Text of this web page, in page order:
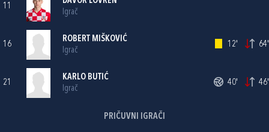
11
Igrač
16
ROBERT MIŠKOVIĆ
Igrač
12' 64'
21
KARLO BUTIĆ
Igrač
40' 46'
PRIČUVNI IGRAČI